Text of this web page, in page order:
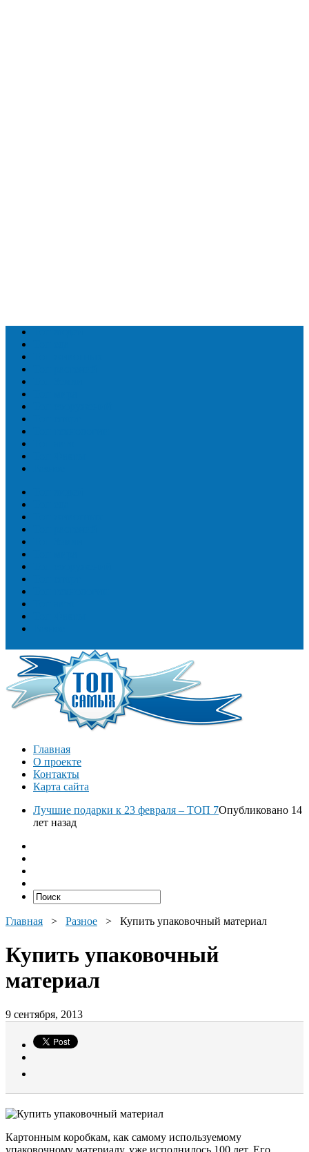
Главная
О проекте
Контакты
Карта сайта
Лучшие подарки к 23 февраля – ТОП 7Опубликовано 14
лет назад
Главная > Разное > Купить упаковочный материал
Купить упаковочный
материал
9 сентября, 2013
Картонным коробкам, как самому используемому
упаковочному материалу, уже исполнилось 100 лет. Его